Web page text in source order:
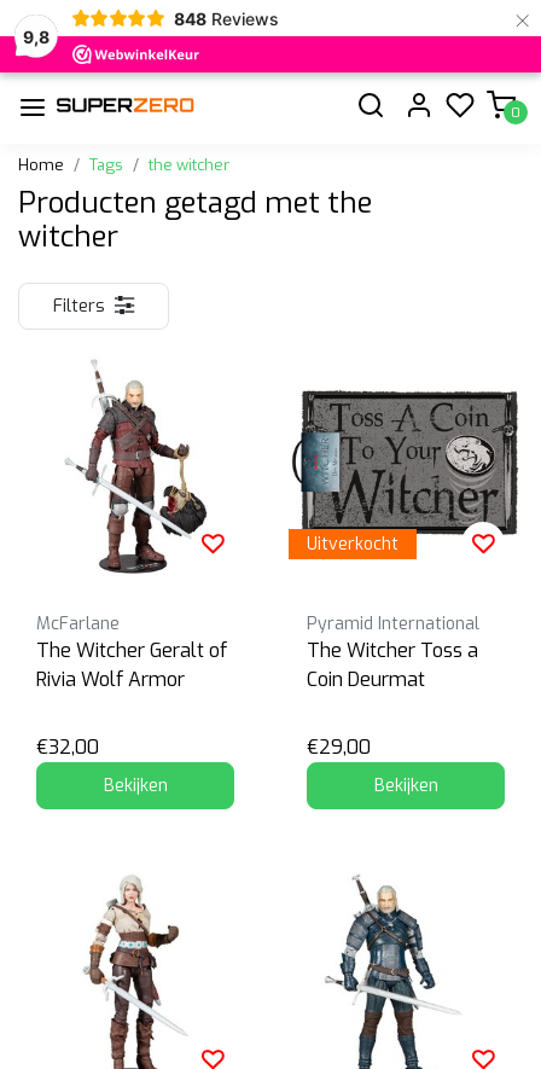
9,8
848 Reviews ×
0
Home Tags the witcher
Producten getagd met the
witcher
Filters
McFarlane
The Witcher Geralt of
Rivia Wolf Armor
€32,00
Bekijken
Uitverkocht
Pyramid International
The Witcher Toss a
Coin Deurmat
€29,00
Bekijken